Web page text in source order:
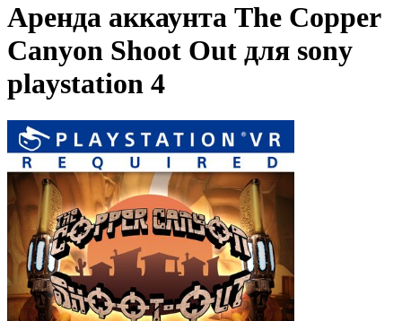
Аренда аккаунта The Copper
Canyon Shoot Out для sony
playstation 4